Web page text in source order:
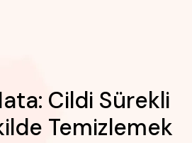
Cildi Sürekli
Temizlemek